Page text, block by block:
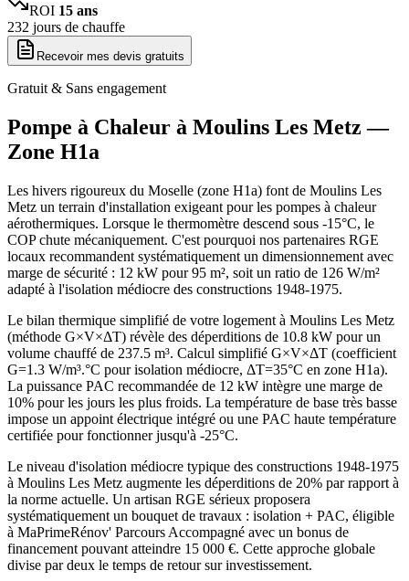
ROI 15 ans
232 jours de chauffe
Recevoir mes devis gratuits
Gratuit & Sans engagement
Pompe à Chaleur à Moulins Les Metz —
Zone H1a
Les hivers rigoureux du Moselle (zone H1a) font de Moulins Les
Metz un terrain d'installation exigeant pour les pompes à chaleur
aérothermiques. Lorsque le thermomètre descend sous -15°C, le
COP chute mécaniquement. C'est pourquoi nos partenaires RGE
locaux recommandent systématiquement un dimensionnement avec
marge de sécurité : 12 kW pour 95 m², soit un ratio de 126 W/m²
adapté à l'isolation médiocre des constructions 1948-1975.
Le bilan thermique simplifié de votre logement à Moulins Les Metz
(méthode G×V×ΔT) révèle des déperditions de 10.8 kW pour un
volume chauffé de 237.5 m³. Calcul simplifié G×V×ΔT (coefficient
G=1.3 W/m³.°C pour isolation médiocre, ΔT=35°C en zone H1a).
La puissance PAC recommandée de 12 kW intègre une marge de
10% pour les jours les plus froids. La température de base très basse
impose un appoint électrique intégré ou une PAC haute température
certifiée pour fonctionner jusqu'à -25°C.
Le niveau d'isolation médiocre typique des constructions 1948-1975
à Moulins Les Metz augmente les déperditions de 20% par rapport à
la norme actuelle. Un artisan RGE sérieux proposera
systématiquement un bouquet de travaux : isolation + PAC, éligible
à MaPrimeRénov' Parcours Accompagné avec un bonus de
financement pouvant atteindre 15 000 €. Cette approche globale
divise par deux le temps de retour sur investissement.